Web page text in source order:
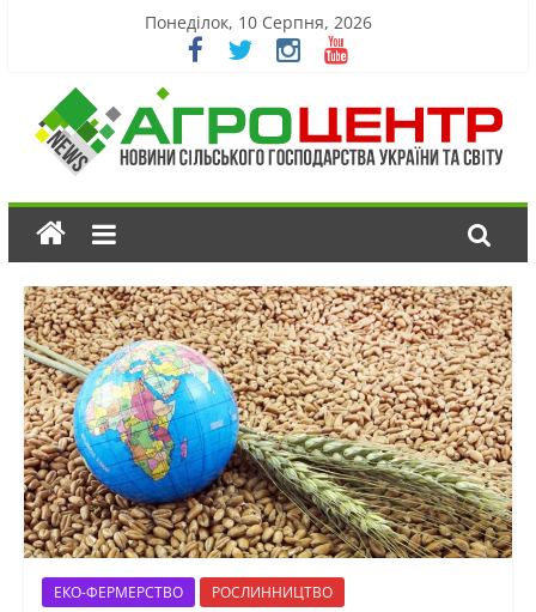
Понеділок, 10 Серпня, 2026
ЕКО-ФЕРМЕРСТВО РОСЛИННИЦТВО